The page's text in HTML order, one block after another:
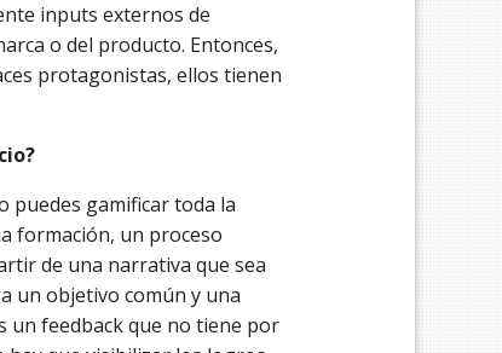
inputs externos de
o del producto. Entonces,
protagonistas, ellos tienen
puedes gamificar toda la
formación, un proceso
de una narrativa que sea
un objetivo común y una
un feedback que no tiene por